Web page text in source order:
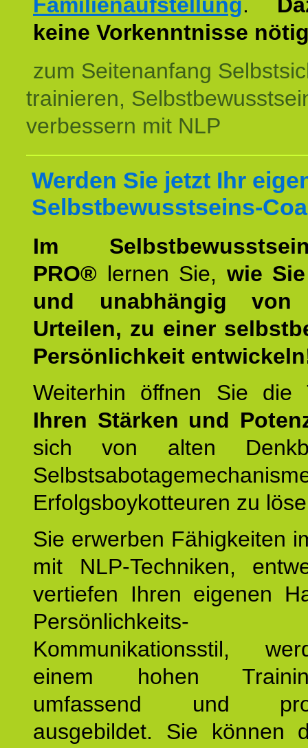
keine Vorkenntnisse
zum Seitenanfang
trainieren,
verbessern mit NLP
Werden Sie jetzt Ihr
Selbstbewusstseins-
Im
PRO® lernen Sie, wie
und unabhängig von
Urteilen, zu einer
Persönlichkeit
Weiterhin öffnen Sie
Ihren Stärken und
sich von alten
Erfolgsboykotteuren zu
Sie erwerben Fähigkeiten
mit NLP-Techniken,
vertiefen Ihren eigenen
Kommunikationsstil,
einem hohen
umfassend und
ausgebildet. Sie können